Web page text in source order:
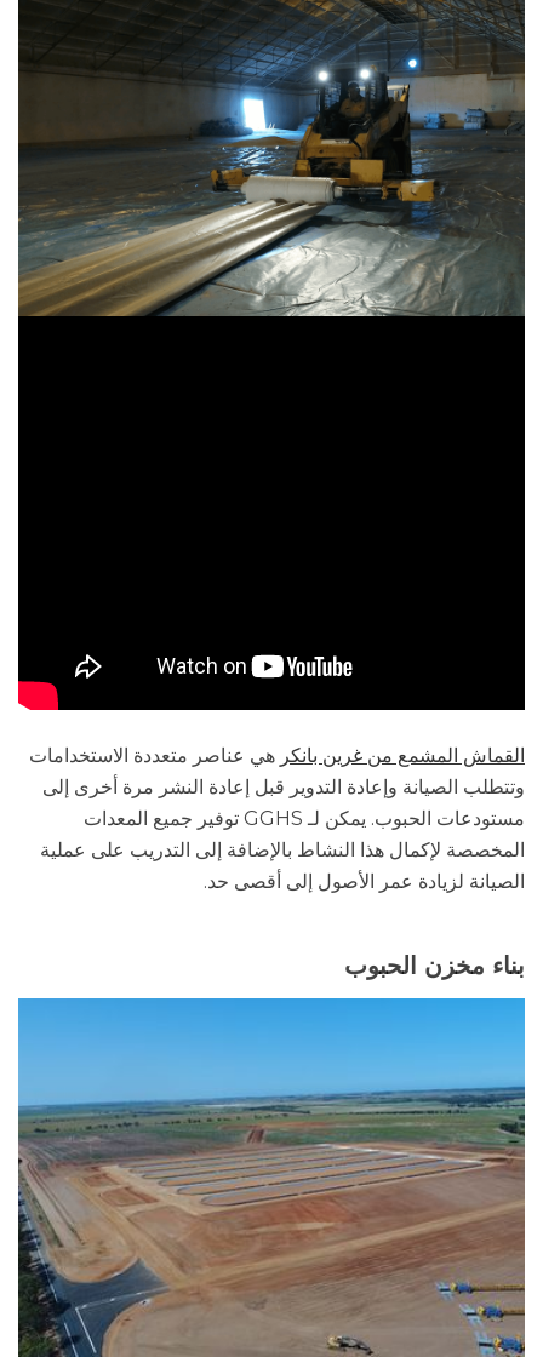
القماش المشمع من غرين بانكر هي عناصر متعددة الاستخدامات
وتتطلب الصيانة وإعادة التدوير قبل إعادة النشر مرة أخرى إلى
مستودعات الحبوب. يمكن لـ GGHS توفير جميع المعدات
المخصصة لإكمال هذا النشاط بالإضافة إلى التدريب على عملية
الصيانة لزيادة عمر الأصول إلى أقصى حد.
بناء مخزن الحبوب